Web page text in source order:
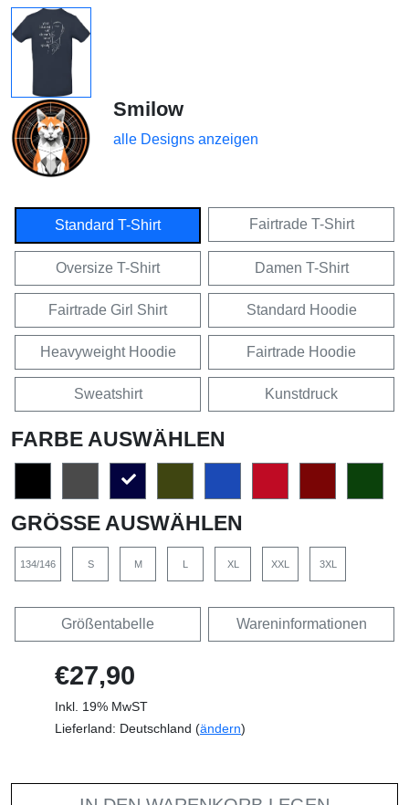
Smilow
alle Designs anzeigen
Standard T-Shirt Fairtrade T-Shirt
Oversize T-Shirt Damen T-Shirt
Fairtrade Girl Shirt Standard Hoodie
Heavyweight Hoodie Fairtrade Hoodie
Sweatshirt Kunstdruck
FARBE AUSWÄHLEN
GRÖSSE AUSWÄHLEN
134/146 S M L XL XXL 3XL
Größentabelle Wareninformationen
€27,90
Inkl. 19% MwST
Lieferland: Deutschland (ändern)